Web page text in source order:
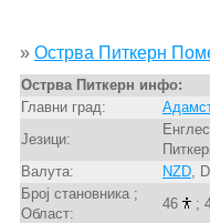
» Острва Питкерн
Острва Питкерн инфо:
Главни град:
Језици:
Валута:
NZD,
Број становника ;
Област:
46
;